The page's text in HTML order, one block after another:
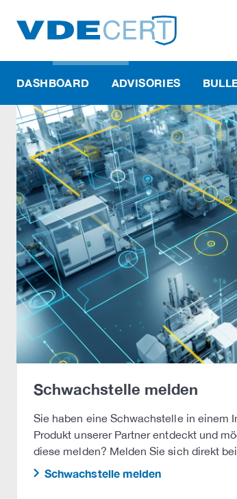
DASHBOARD ADVISORIES
Schwachstelle melden
Sie haben eine Schwachstelle in einem
Produkt unserer Partner entdeckt und
diese melden? Melden Sie sich direkt
Schwachstelle melden